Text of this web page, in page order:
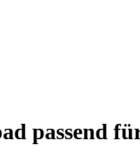
passend